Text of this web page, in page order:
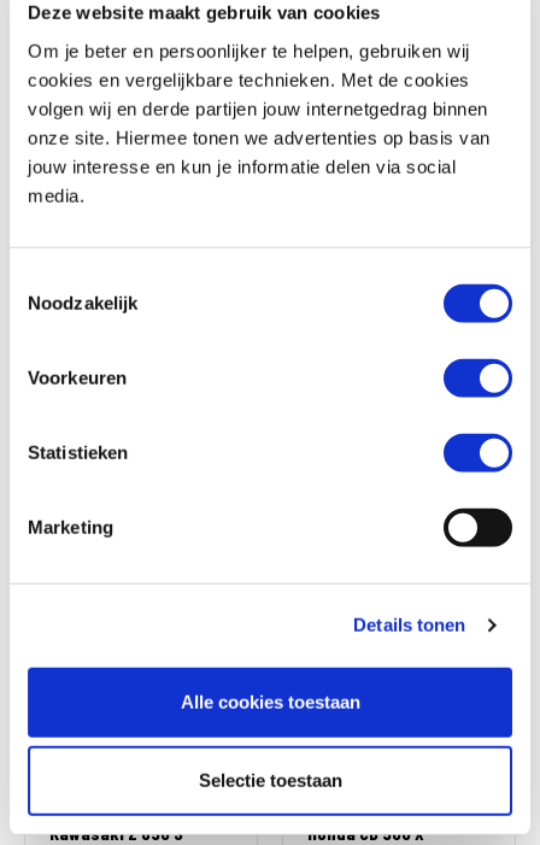
Deze website maakt gebruik van cookies
Om je beter en persoonlijker te helpen, gebruiken wij
cookies en vergelijkbare technieken. Met de cookies
volgen wij en derde partijen jouw internetgedrag binnen
onze site. Hiermee tonen we advertenties op basis van
jouw interesse en kun je informatie delen via social
media.
Noodzakelijk
Voorkeuren
Statistieken
Marketing
Details tonen
Alle cookies toestaan
Selectie toestaan
Suzuki SV 650 ABS
€ 5.990,-
Uit2023
Honda
CRF 1100 AFRICA TWIN
€ 15.999,-
MotoPort Rockanje
MotoPort Echt
KawasakiZ 650 S
HondaCB 500 X